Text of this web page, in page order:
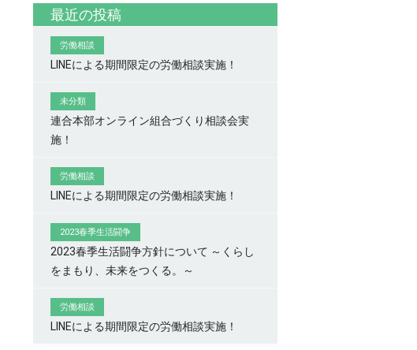
最近の投稿
労働相談
LINEによる期間限定の労働相談実施！
未分類
連合本部オンライン組合づくり相談会実
施！
労働相談
LINEによる期間限定の労働相談実施！
2023春季生活闘争
2023春季生活闘争方針について ～くらし
をまもり、未来をつくる。～
労働相談
LINEによる期間限定の労働相談実施！